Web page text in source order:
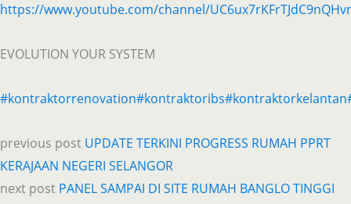
https://www.youtube.com/channel/
EVOLUTION YOUR SYSTEM
#kontraktorrenovation#kontraktoribs#kontraktorkelantan
previous post UPDATE TERKINI PROGRESS RUMAH PPRT
KERAJAAN NEGERI SELANGOR
next post PANEL SAMPAI DI SITE RUMAH BANGLO TINGGI